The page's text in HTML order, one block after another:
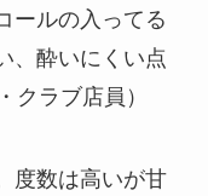
ールの入ってる
、酔いにくい点
クラブ店員）
度数は高いが甘